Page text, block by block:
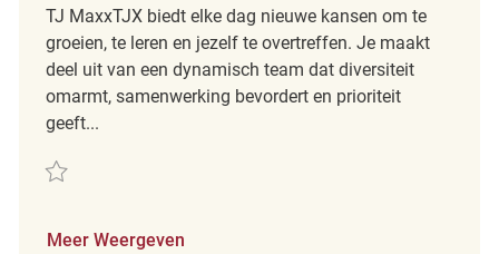
TJ MaxxTJX biedt elke dag nieuwe kansen om te
groeien, te leren en jezelf te overtreffen. Je maakt
deel uit van een dynamisch team dat diversiteit
omarmt, samenwerking bevordert en prioriteit
geeft...
Redden part time merchandising associate REQ139289
Meer Weergeven